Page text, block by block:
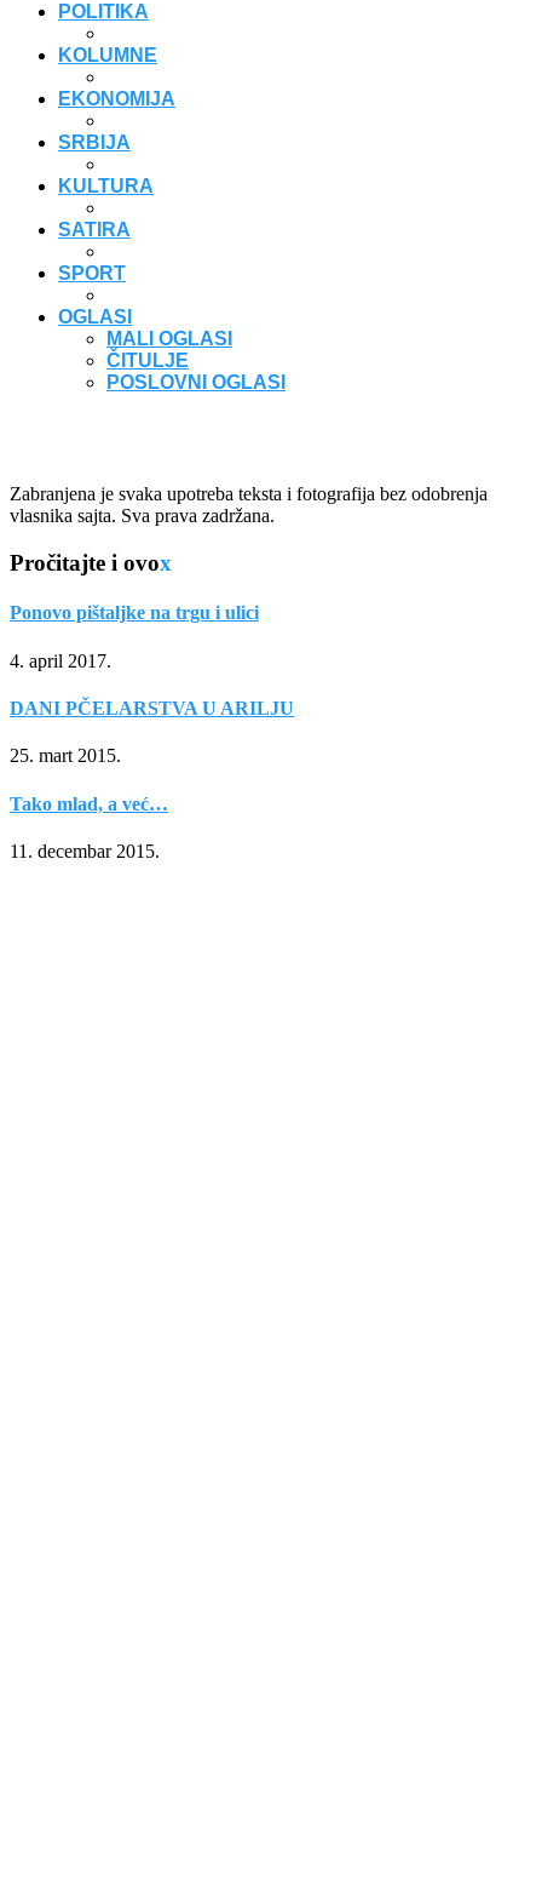
POLITIKA
KOLUMNE
EKONOMIJA
SRBIJA
KULTURA
SATIRA
SPORT
OGLASI
MALI OGLASI
ČITULJE
POSLOVNI OGLASI
Zabranjena je svaka upotreba teksta i fotografija bez odobrenja
vlasnika sajta. Sva prava zadržana.
Pročitajte i ovox
Ponovo pištaljke na trgu i ulici
4. april 2017.
DANI PČELARSTVA U ARILJU
25. mart 2015.
Tako mlad, a već…
11. decembar 2015.